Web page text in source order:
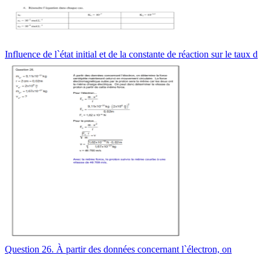
Influence de l`état initial et de la constante de réaction sur le taux d
Question 26. À partir des données concernant l`électron, on